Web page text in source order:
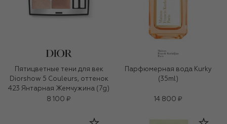
Пятицветные тени для век
Diorshow 5 Couleurs, оттенок
423 Янтарная Жемчужина (7g)
8 100 ₽
Парфюмерная вода Kurky
(35ml)
14 800 ₽